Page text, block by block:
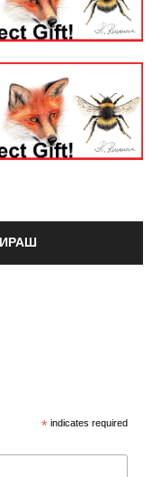
* indicates required